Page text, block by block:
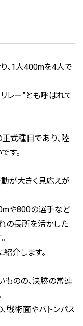
、1人400mを4人で
レー”とも呼ばれて
式種目であり、陸
す。
が大きく見応えが
や800の選手など
の長所を活かした
介します。
のの、決勝の常連
戦術面やバトンパス